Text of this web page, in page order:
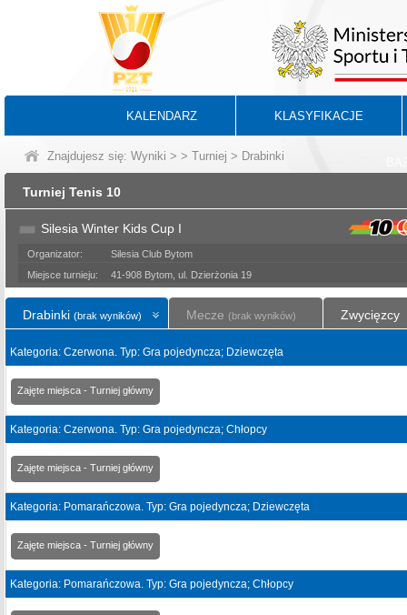
KALENDARZ KLASYFIKACJE
Znajdujesz się: Wyniki > > Turniej > Drabinki
Turniej Tenis 10
Silesia Winter Kids Cup I
Organizator:
Silesia Club Bytom
Miejsce turnieju:
41-908 Bytom, ul. Dzierżonia 19
Drabinki (brak wyników) Mecze (brak wyników) Zwycięzcy
Kategoria: Czerwona. Typ: Gra pojedyncza; Dziewczęta
Zajęte miejsca - Turniej główny
Kategoria: Czerwona. Typ: Gra pojedyncza; Chłopcy
Zajęte miejsca - Turniej główny
Kategoria: Pomarańczowa. Typ: Gra pojedyncza; Dziewczęta
Zajęte miejsca - Turniej główny
Kategoria: Pomarańczowa. Typ: Gra pojedyncza; Chłopcy